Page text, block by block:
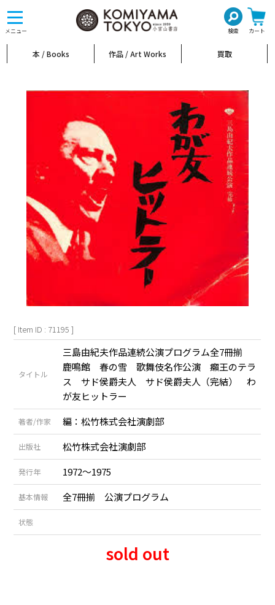
メニュー 検索 カート
toggle
navigation
本 / Books 作品 / Art Works 買取
[ Item ID : 71195 ]
タイトル
三島由紀夫作品連続公演プログラム全7冊揃
鹿鳴館 春の雪 歌舞伎名作公演 癩王のテラ
ス サド侯爵夫人 サド侯爵夫人（完結） わ
が友ヒットラー
著者/作家 編：松竹株式会社演劇部
出版社 松竹株式会社演劇部
発行年 1972～1975
基本情報 全7冊揃 公演プログラム
状態
sold out